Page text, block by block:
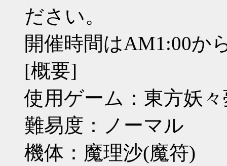
ださい。
開催時間はAM1:00か
[概要]
使用ゲーム：東方妖
難易度：ノーマル
機体：魔理沙(魔符)